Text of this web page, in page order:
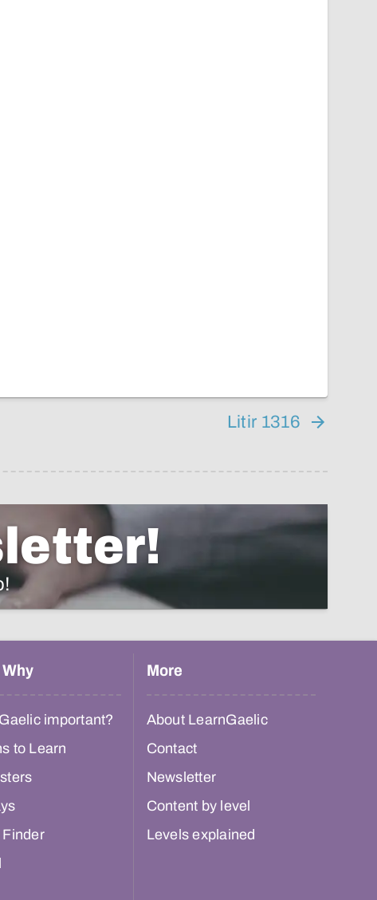
Litir 1316
important?
to Learn
Finder
More
About LearnGaelic
Contact
Newsletter
Content by level
Levels explained